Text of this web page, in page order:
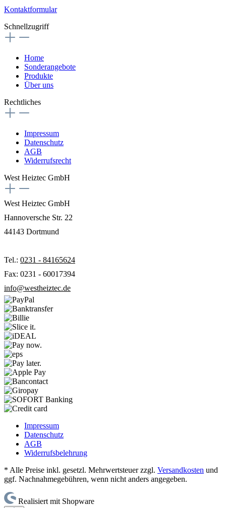
Kontaktformular
Schnellzugriff
Home
Sonderangebote
Produkte
Über uns
Rechtliches
Impressum
Datenschutz
AGB
Widerrufsrecht
West Heiztec GmbH
West Heiztec GmbH
Hannoversche Str. 22
44143 Dortmund
Tel.: 0231 - 84165624
Fax: 0231 - 60017394
info@westheiztec.de
Impressum
Datenschutz
AGB
Widerrufsbelehrung
* Alle Preise inkl. gesetzl. Mehrwertsteuer zzgl. Versandkosten und
ggf. Nachnahmegebühren, wenn nicht anders angegeben.
Realisiert mit Shopware